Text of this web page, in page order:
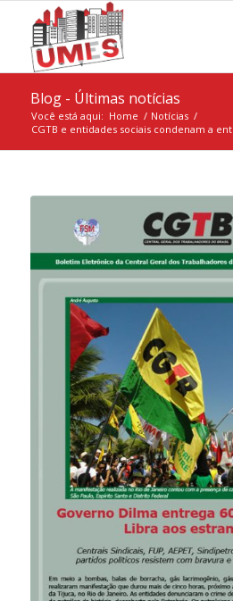
Blog - Últimas notícias
Você está aqui: Home / Notícias /
CGTB e entidades sociais condenam a